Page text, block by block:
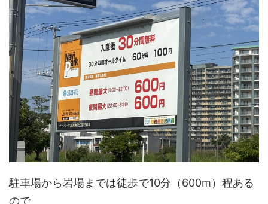
駐車場から岩場までは徒歩で10分（600m）程ある
ので